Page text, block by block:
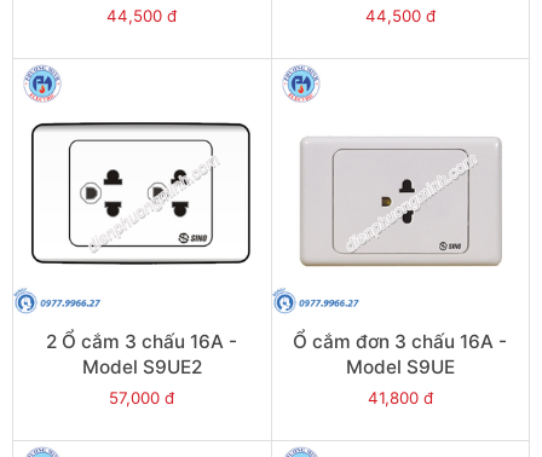
44,500 đ 44,500 đ
2 Ổ cắm 3 chấu 16A -
Model S9UE2
57,000 đ
Ổ cắm đơn 3 chấu 16A -
Model S9UE
41,800 đ